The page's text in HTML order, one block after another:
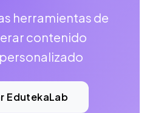
herramientas de
contenido
EdutekaLab